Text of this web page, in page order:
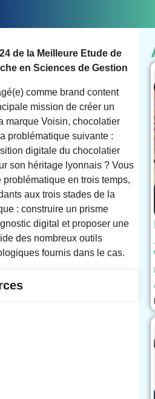
de la Meilleure Etude de
en Sciences de Gestion
comme brand content
mission de créer un
marque Voisin, chocolatier
problématique suivante :
digitale du chocolatier
son héritage lyonnais ? Vous
en trois temps,
aux trois stades de la
: construire un prisme
digital et proposer une
des nombreux outils
fournis dans le cas.